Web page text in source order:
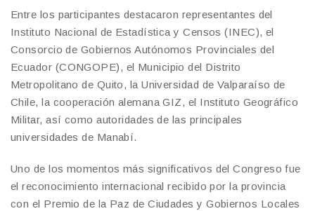
Entre los participantes destacaron representantes del
Instituto Nacional de Estadística y Censos (INEC), el
Consorcio de Gobiernos Autónomos Provinciales del
Ecuador (CONGOPE), el Municipio del Distrito
Metropolitano de Quito, la Universidad de Valparaíso de
Chile, la cooperación alemana GIZ, el Instituto Geográfico
Militar, así como autoridades de las principales
universidades de Manabí.
Uno de los momentos más significativos del Congreso fue
el reconocimiento internacional recibido por la provincia
con el Premio de la Paz de Ciudades y Gobiernos Locales